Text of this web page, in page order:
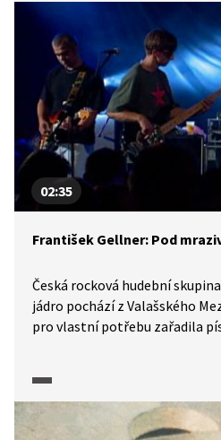
02:35
František Gellner: Pod
Česká rocková hudební
jádro pochází z Valašského
pro vlastní potřebu zařadila
básníků si ji můžeme